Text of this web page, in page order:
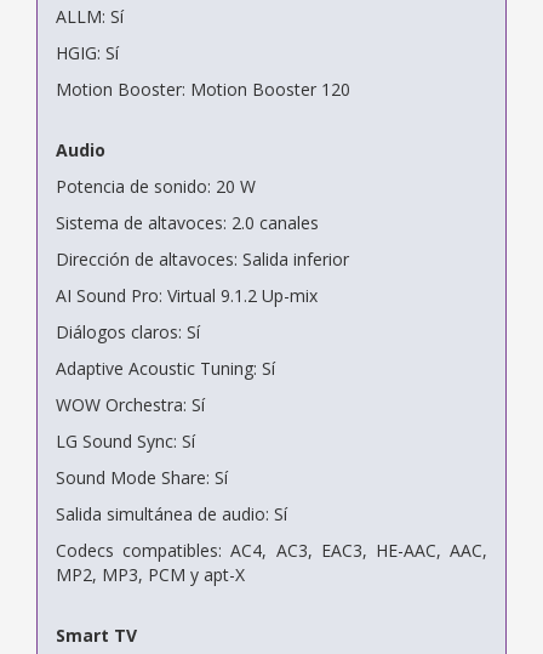
ALLM: Sí
HGIG: Sí
Motion Booster: Motion Booster 120
Audio
Potencia de sonido: 20 W
Sistema de altavoces: 2.0 canales
Dirección de altavoces: Salida inferior
AI Sound Pro: Virtual 9.1.2 Up-mix
Diálogos claros: Sí
Adaptive Acoustic Tuning: Sí
WOW Orchestra: Sí
LG Sound Sync: Sí
Sound Mode Share: Sí
Salida simultánea de audio: Sí
Codecs compatibles: AC4, AC3, EAC3, HE-AAC, AAC,
MP2, MP3, PCM y apt-X
Smart TV